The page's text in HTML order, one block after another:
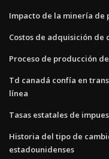
Impacto de la minería
Costos de adquisición de
Proceso de producción
Td canadá confía en
línea
Tasas estatales de
Historia del tipo de
estadounidenses